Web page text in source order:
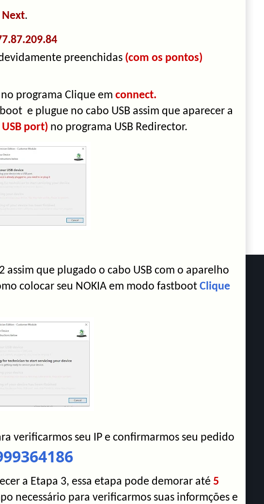
Next.
preenchidas (com os pontos)
programa Clique em connect.
e plugue no cabo USB assim que aparecer a
port) no programa USB Redirector.
assim que plugado o cabo USB com o aparelho
colocar seu NOKIA em modo fastboot Clique
verificarmos seu IP e confirmarmos seu pedido
a Etapa 3, essa etapa pode demorar até 5
necessário para verificarmos suas informções e